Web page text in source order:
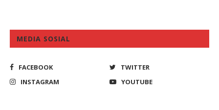
MEDIA SOSIAL
FACEBOOK
TWITTER
INSTAGRAM
YOUTUBE